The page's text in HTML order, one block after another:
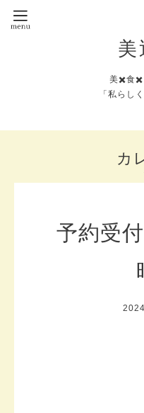
美✖️食✖️
「私らし
カ
予約受